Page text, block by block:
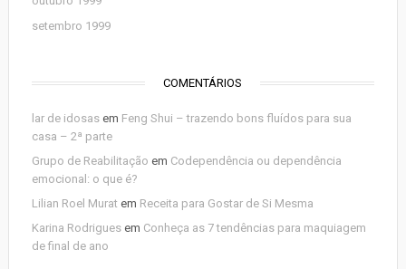
setembro 1999
COMENTÁRIOS
lar de idosasem Feng Shui – trazendo bons fluídos para sua
casa – 2ª parte
Grupo de Reabilitação em Codependência ou dependência
emocional: o que é?
Lilian Roel Muratem Receita para Gostar de Si Mesma
Karina Rodriguesem Conheça as 7 tendências para maquiagem
de final de ano